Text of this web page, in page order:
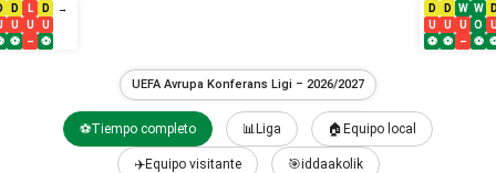
D
U
⚽
L
U
–
D
U
⚽
→
D
U
⚽
D
U
⚽
W
U
–
W
O
⚽
UEFA Avrupa Konferans Ligi – 2026/2027
⚽Tiempo completo 📊Liga 🏠Equipo local
✈️Equipo visitante 🎯iddaakolik